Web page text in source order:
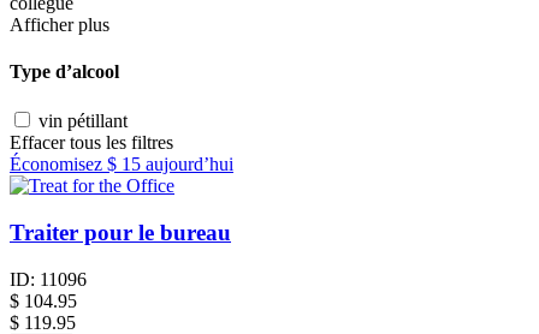
Afficher plus
Type d’alcool
vin pétillant
Effacer tous les filtres
Économisez $ 15 aujourd’hui
Traiter pour le bureau
ID: 11096
$ 104.95
$ 119.95